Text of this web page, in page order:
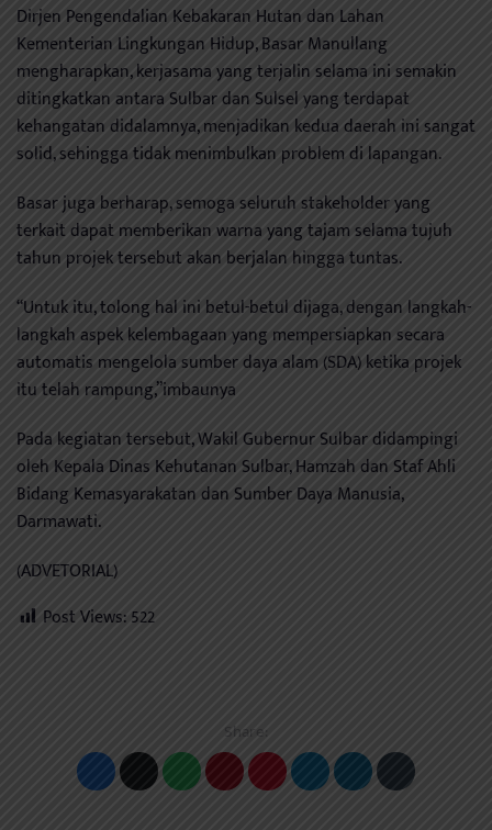
Dirjen Pengendalian Kebakaran Hutan dan Lahan
Kementerian Lingkungan Hidup, Basar Manullang
mengharapkan, kerjasama yang terjalin selama ini semakin
ditingkatkan antara Sulbar dan Sulsel yang terdapat
kehangatan didalamnya, menjadikan kedua daerah ini sangat
solid, sehingga tidak menimbulkan problem di lapangan.
Basar juga berharap, semoga seluruh stakeholder yang
terkait dapat memberikan warna yang tajam selama tujuh
tahun projek tersebut akan berjalan hingga tuntas.
“Untuk itu, tolong hal ini betul-betul dijaga, dengan langkah-
langkah aspek kelembagaan yang mempersiapkan secara
automatis mengelola sumber daya alam (SDA) ketika projek
itu telah rampung,”imbaunya
Pada kegiatan tersebut, Wakil Gubernur Sulbar didampingi
oleh Kepala Dinas Kehutanan Sulbar, Hamzah dan Staf Ahli
Bidang Kemasyarakatan dan Sumber Daya Manusia,
Darmawati.
(ADVETORIAL)
Post Views:522
Share: